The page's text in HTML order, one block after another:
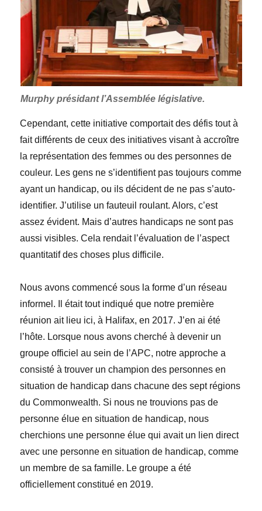
Murphy présidant l’Assemblée législative.
Cependant, cette initiative comportait des défis tout à
fait différents de ceux des initiatives visant à accroître
la représentation des femmes ou des personnes de
couleur. Les gens ne s’identifient pas toujours comme
ayant un handicap, ou ils décident de ne pas s’auto-
identifier. J’utilise un fauteuil roulant. Alors, c’est
assez évident. Mais d’autres handicaps ne sont pas
aussi visibles. Cela rendait l’évaluation de l’aspect
quantitatif des choses plus difficile.
Nous avons commencé sous la forme d’un réseau
informel. Il était tout indiqué que notre première
réunion ait lieu ici, à Halifax, en 2017. J’en ai été
l’hôte. Lorsque nous avons cherché à devenir un
groupe officiel au sein de l’APC, notre approche a
consisté à trouver un champion des personnes en
situation de handicap dans chacune des sept régions
du Commonwealth. Si nous ne trouvions pas de
personne élue en situation de handicap, nous
cherchions une personne élue qui avait un lien direct
avec une personne en situation de handicap, comme
un membre de sa famille. Le groupe a été
officiellement constitué en 2019.